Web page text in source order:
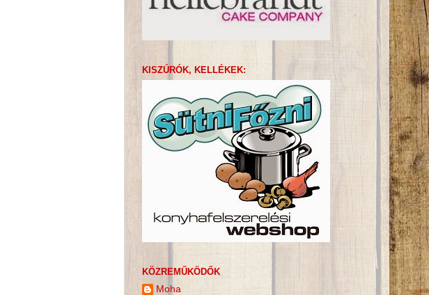
KISZÚRÓK, KELLÉKEK:
KÖZREMŰKÖDŐK
Moha